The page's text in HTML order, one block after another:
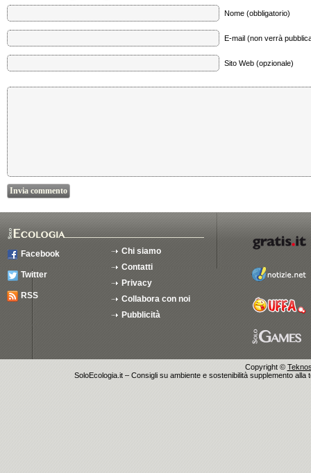
Nome (obbligatorio)
E-mail (non verrà
Sito Web (opzionale)
Facebook
Twitter
RSS
Chi siamo
Contatti
Privacy
Collabora con noi
Pubblicità
Copyright ©
SoloEcologia.it – Consigli su ambiente e sostenibilità supplemento